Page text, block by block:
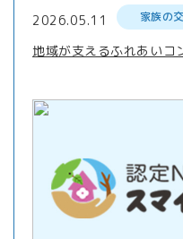
2026.05.11 家族の
地域が支えるふれあいコ